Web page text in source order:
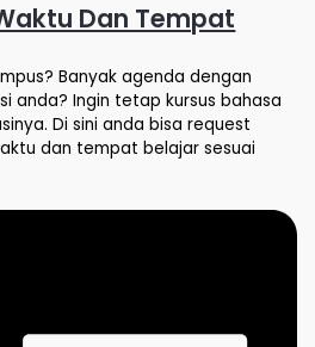
Dan Tempat
Banyak agenda dengan
anda? Ingin tetap kursus bahasa
Di sini anda bisa request
dan tempat belajar sesuai